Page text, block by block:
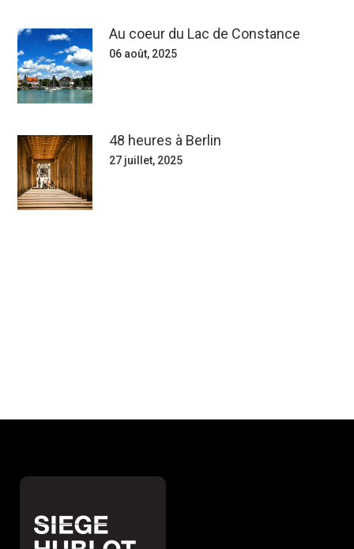
Au coeur du Lac de Constance
06 août, 2025
48 heures à Berlin
27 juillet, 2025